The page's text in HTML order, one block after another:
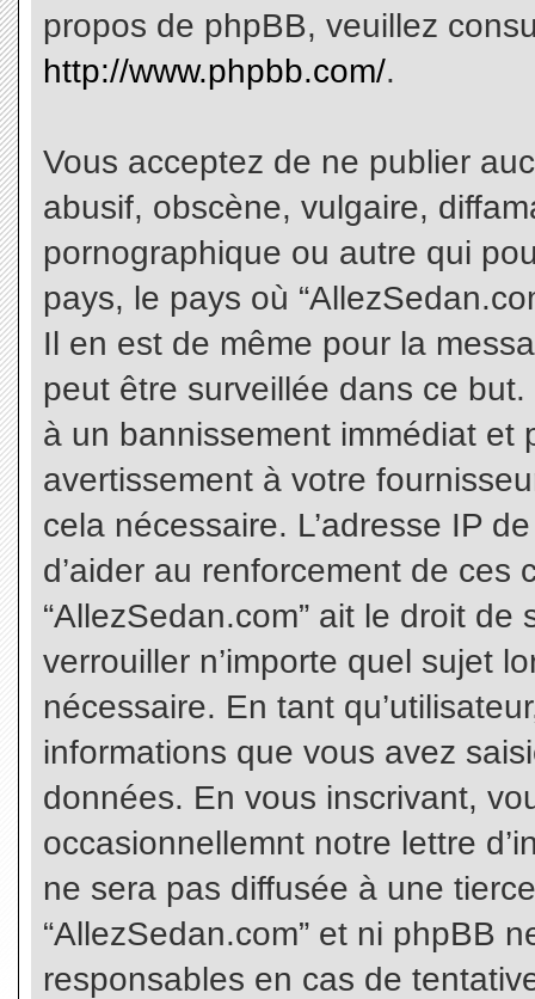
propos de phpBB, veuillez
http://www.phpbb.com/.
Vous acceptez de ne publier
abusif, obscène, vulgaire,
pornographique ou autre qui
pays, le pays où
Il en est de même pour la
peut être surveillée dans ce
à un bannissement immédiat et
avertissement à votre
cela nécessaire. L’adresse IP
d’aider au renforcement de
“AllezSedan.com” ait le droit de
verrouiller n’importe quel sujet
nécessaire. En tant
informations que vous avez
données. En vous inscrivant,
occasionnellemnt notre lettre
ne sera pas diffusée à une
“AllezSedan.com” et ni phpBB
responsables en cas de